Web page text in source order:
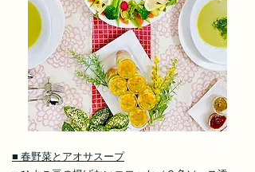
■ 春野菜とアオサスープ